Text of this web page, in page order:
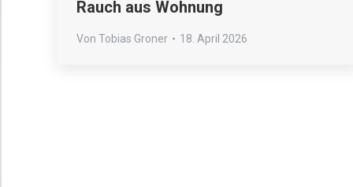
Rauch aus Wohnung
Von Tobias Groner 18. April 2026